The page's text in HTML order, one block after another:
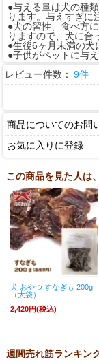
●与える量は犬の種
ります。与えすぎに
●犬の習性、食べ方
りますので、犬に合
●生後6ヶ月未満の犬
●子供がペットに与
レビュー件数： 9件
商品についてのお問
お気に入りに登録
この商品を見た人は
犬 おやつ すなぎも 200g
（大袋）
2,420円(税込)
週間売れ筋ランキン